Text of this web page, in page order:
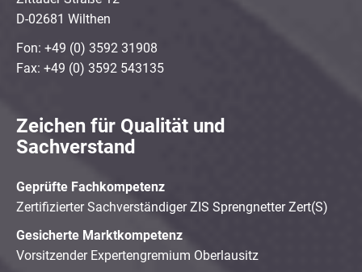
D-02681 Wilthen
Fon: +49 (0) 3592 31908
Fax: +49 (0) 3592 543135
Zeichen für Qualität und
Sachverstand
Geprüfte Fachkompetenz
Zertifizierter Sachverständiger ZIS Sprengnetter Zert(S)
Gesicherte Marktkompetenz
Vorsitzender Expertengremium Oberlausitz